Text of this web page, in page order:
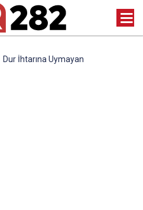
Dur İhtarına Uymayan